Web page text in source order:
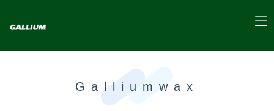
Galliumwax